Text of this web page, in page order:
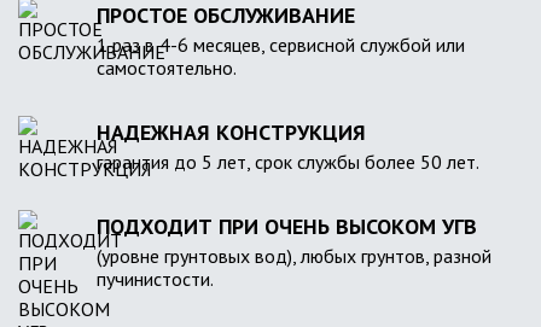
ПРОСТОЕ ОБСЛУЖИВАНИЕ
1 раз в 4-6 месяцев, сервисной службой или
самостоятельно.
НАДЕЖНАЯ КОНСТРУКЦИЯ
гарантия до 5 лет, срок службы более 50 лет.
ПОДХОДИТ ПРИ ОЧЕНЬ ВЫСОКОМ УГВ
(уровне грунтовых вод), любых грунтов, разной
пучинистости.